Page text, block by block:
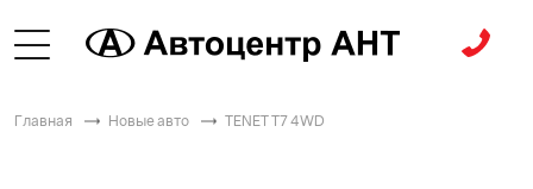
Главная Новые авто TENET T7 4WD